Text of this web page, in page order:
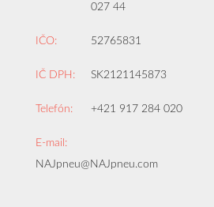
027 44
IČO: 52765831
IČ DPH: SK2121145873
Telefón: +421 917 284 020
E-mail:
NAJpneu@NAJpneu.com